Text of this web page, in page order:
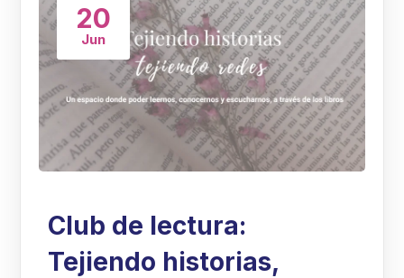
20
Jun
Club de lectura:
Tejiendo historias,